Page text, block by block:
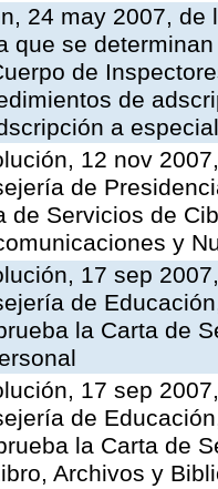
24 may 2007, de
que se
de
de
a
12 nov
de
de Servicios de
y
17 sep
de
la Carta de
17 sep
de
la Carta de
Archivos y